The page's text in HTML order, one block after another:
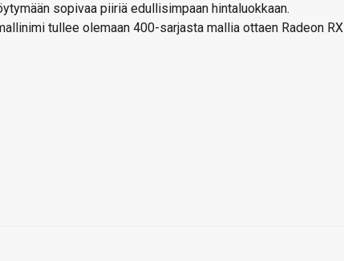
sopivaa piiriä edullisimpaan hintaluokkaan.
tullee olemaan 400-sarjasta mallia ottaen Radeon RX